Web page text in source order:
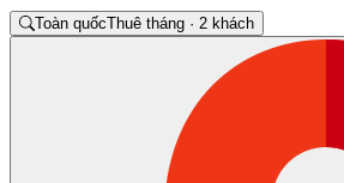
Toàn quốcThuê tháng · 2 khách